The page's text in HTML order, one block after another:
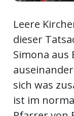
Leere
dieser
Simona aus
sich was
ist im